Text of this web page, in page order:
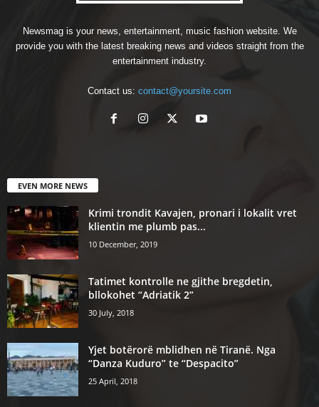
Newsmag is your news, entertainment, music fashion website. We
provide you with the latest breaking news and videos straight from the
entertainment industry.
Contact us: contact@yoursite.com
EVEN MORE NEWS
Krimi trondit Kavajen, pronari i lokalit vret
klientin me plumb pas...
10 December, 2019
Tatimet kontrolle ne gjithe bregdetin,
bllokohet “Adriatik 2”
30 July, 2018
Yjet botërorë mblidhen në Tiranë. Nga
“Danza Kuduro” te “Despacito”
25 April, 2018